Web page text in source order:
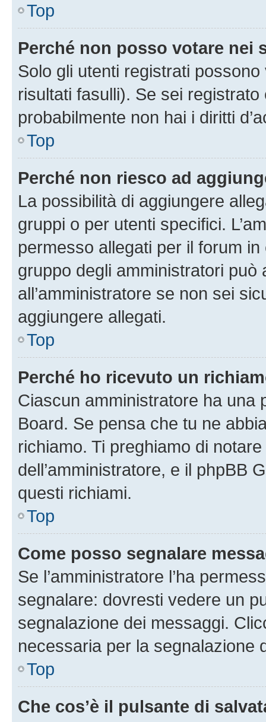
Top
Perché non posso votare nei
Solo gli utenti registrati
risultati fasulli). Se sei
probabilmente non hai i diritti
Top
Perché non riesco ad
La possibilità di aggiungere
gruppi o per utenti specifici.
permesso allegati per il forum
gruppo degli amministratori può
all’amministratore se non sei
aggiungere allegati.
Top
Perché ho ricevuto un
Ciascun amministratore ha una
Board. Se pensa che tu ne
richiamo. Ti preghiamo di
dell’amministratore, e il phpBB
questi richiami.
Top
Come posso segnalare
Se l’amministratore l’ha
segnalare: dovresti vedere un
segnalazione dei messaggi.
necessaria per la segnalazione
Top
Che cos’è il pulsante di